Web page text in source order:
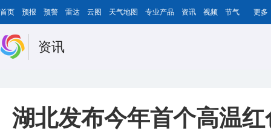
首页 预报 预警 雷达 云图 天气地图 专业产品 资讯 视频 节气 更多
资讯
湖北发布今年首个高温